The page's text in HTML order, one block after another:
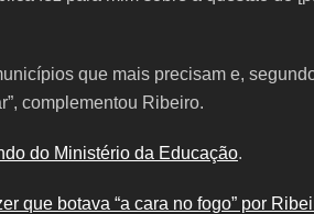
que mais precisam e,
complementou Ribeiro.
do Ministério da Educação.
que botava “a cara no fogo” por